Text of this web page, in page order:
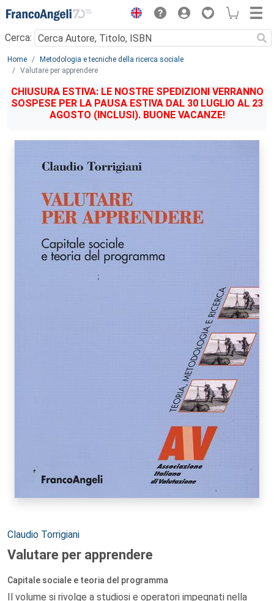
Menu
Cerca:
Main content
Home
Metodologia e tecniche della ricerca sociale
Valutare per apprendere
CHIUSURA ESTIVA: LE NOSTRE SPEDIZIONI VERRANNO
SOSPESE PER LA PAUSA ESTIVA DAL 30 LUGLIO AL 23
AGOSTO (INCLUSI). BUONE VACANZE!
Autori:
Claudio Torrigiani
Valutare per apprendere
Capitale sociale e teoria del programma
Il volume si rivolge a studiosi e operatori impegnati nella